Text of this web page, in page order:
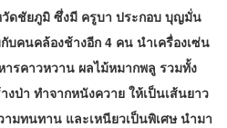
วัดชัยภูมิ ซึ่งมี ครูบา ประกอบ บุญมั่น
บคนคล้องช้างอีก 4 คน นำเครื่องเซ่น
รคาวหวาน ผลไม้หมากพลู รวมทั้ง
งป่า ทำจากหนังควาย ให้เป็นเส้นยาว
มทนทาน และเหนียวเป็นพิเศษ นำมา